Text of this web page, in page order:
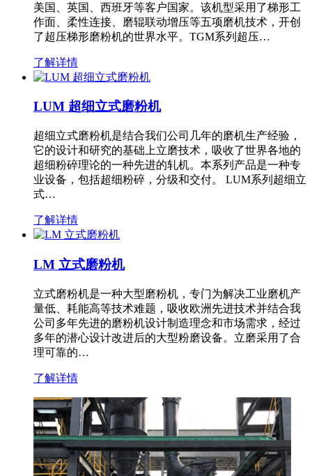
美国、英国、西班牙等客户国家。该机型采用了梯形工
作面、柔性连接、磨辊联动增压等五项磨机技术，开创
了超压梯形磨粉机的世界水平。TGM系列超压…
了解详情
LUM 超细立式磨粉机
超细立式磨粉机是结合我们公司几年的磨机生产经验，
它的设计和研究的基础上立磨技术，吸收了世界各地的
超细粉碎理论的一种先进的轧机。本系列产品是一种专
业设备，包括超细粉碎，分级和交付。 LUM系列超细立
式…
了解详情
LM 立式磨粉机
立式磨粉机是一种大型磨粉机，专门为解决工业磨机产
量低、耗能高等技术难题，吸收欧洲先进技术并结合我
公司多年先进的磨粉机设计制造理念和市场需求，经过
多年的潜心设计改进后的大型粉磨设备。立磨采用了合
理可靠的…
了解详情